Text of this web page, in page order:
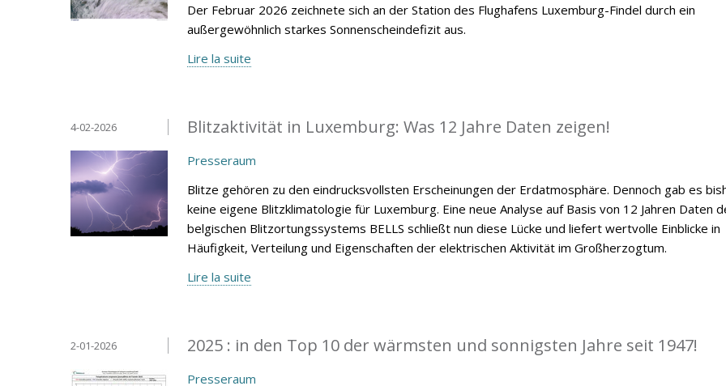
Der Februar 2026 zeichnete sich an der Station des Flughafens Luxemburg-Findel durch ein
außergewöhnlich starkes Sonnenscheindefizit aus.
Lire la suite
Blitzaktivität in Luxemburg: Was 12 Jahre Daten zeigen!
4-02-2026
Presseraum
Blitze gehören zu den eindrucksvollsten Erscheinungen der Erdatmosphäre. Dennoch gab es
keine eigene Blitzklimatologie für Luxemburg. Eine neue Analyse auf Basis von 12 Jahren Daten
belgischen Blitzortungssystems BELLS schließt nun diese Lücke und liefert wertvolle Einblicke in
Häufigkeit, Verteilung und Eigenschaften der elektrischen Aktivität im Großherzogtum.
Lire la suite
2025 : in den Top 10 der wärmsten und sonnigsten Jahre seit 1947!
2-01-2026
Presseraum